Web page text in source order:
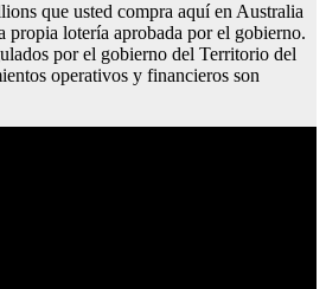
que usted compra aquí en Australia
propia lotería aprobada por el gobierno.
por el gobierno del Territorio del
operativos y financieros son